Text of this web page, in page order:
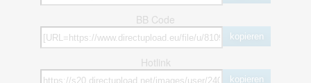
BB Code
kopieren
Hotlink
kopieren